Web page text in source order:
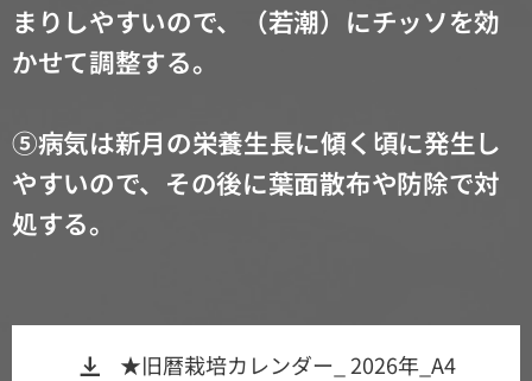
まりしやすいので、
（若潮）にチッソを効
かせて調整する。
⑤病気は新月の栄養生長に傾く頃に発生し
やすいので、 その後に葉面散布や防除で対
処する。
★旧暦栽培カレンダー_ 2026年_A4